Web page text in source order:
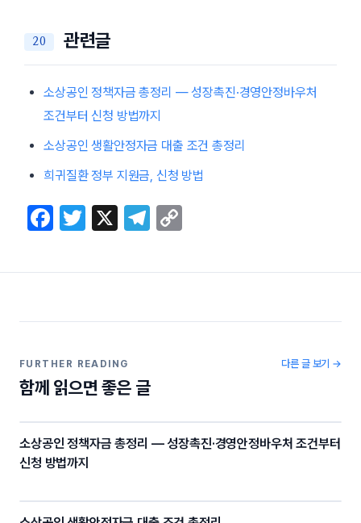
관련글
소상공인 정책자금 총정리 — 성장촉진·경영안정바우처
조건부터 신청 방법까지
소상공인 생활안정자금 대출 조건 총정리
희귀질환 정부 지원금, 신청 방법
F
c
b
o
k
T
itt
X
T
e
a
p
Li
FURTHER READING
함께 읽으면 좋은 글
다른 글 보기 →
소상공인 정책자금 총정리 — 성장촉진·경영안정바우처 조건부터
신청 방법까지